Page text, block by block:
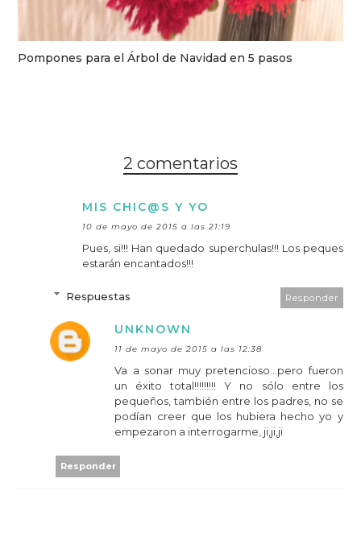
Pompones para el Árbol de Navidad en 5 pasos
2 comentarios
MIS CHIC@S Y YO
10 de mayo de 2015 a las 21:19
Pues, si!!! Han quedado superchulas!!! Los peques
estarán encantados!!!
Responder
Respuestas
UNKNOWN
11 de mayo de 2015 a las 12:38
Va a sonar muy pretencioso...pero fueron
un éxito total!!!!!!!!! Y no sólo entre los
pequeños, también entre los padres, no se
podían creer que los hubiera hecho yo y
empezaron a interrogarme, ji,ji,ji
Responder